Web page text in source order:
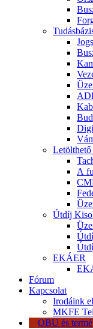
A
Útdíj
EKÁER
Fórum
Kapcsolat
Irodáink
MKFE
OBU és